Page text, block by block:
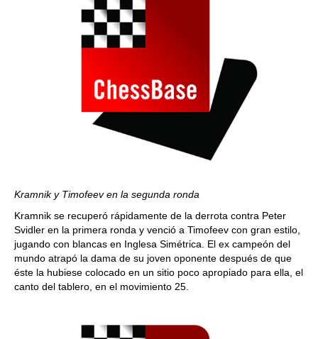
Kramnik y Timofeev en la segunda ronda
Kramnik se recuperó rápidamente de la derrota contra Peter
Svidler en la primera ronda y venció a Timofeev con gran estilo,
jugando con blancas en Inglesa Simétrica. El ex campeón del
mundo atrapó la dama de su joven oponente después de que
éste la hubiese colocado en un sitio poco apropiado para ella, el
canto del tablero, en el movimiento 25.